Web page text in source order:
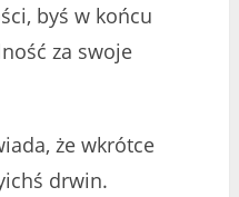
byś w końcu
za swoje
że wkrótce
drwin.